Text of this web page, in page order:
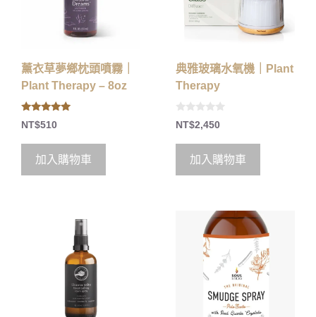
薰衣草夢鄉枕頭噴霧｜
Plant Therapy – 8oz
5.00
out of 5
NT$510
加入購物車
典雅玻璃水氧機｜Plant
Therapy
0
o
5
NT$2,450
加入購物車